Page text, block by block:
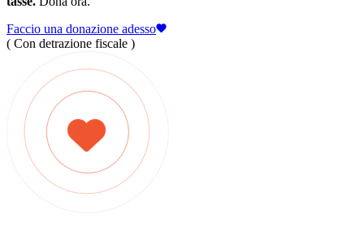
Faccio una donazione adesso
( Con detrazione fiscale )